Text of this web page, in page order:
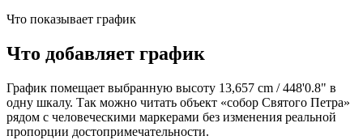
Что показывает график
Что добавляет график
График помещает выбранную высоту 13,657 cm /448'0.8" в
одну шкалу. Так можно читать объект «собор Святого Петра»
рядом с человеческими маркерами без изменения реальной
пропорции достопримечательности.